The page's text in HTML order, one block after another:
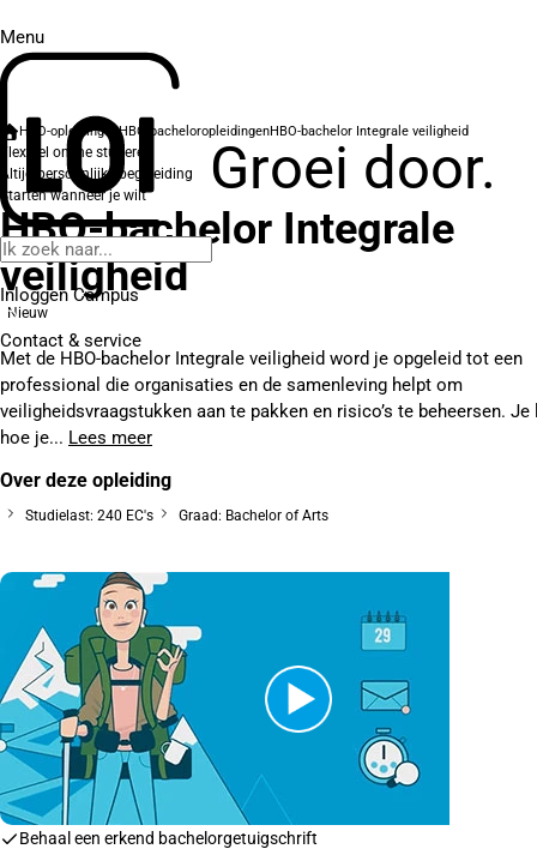
Menu
Groei door.
Inloggen Campus
Contact & service
HBO-opleidingenHBO-bacheloropleidingenHBO-bachelor Integrale veiligheid
Flexibel online studeren
Altijd persoonlijke begeleiding
Starten wanneer je wilt
HBO-bachelor Integrale
veiligheid
Nieuw
Met de HBO-bachelor Integrale veiligheid word je opgeleid tot een
professional die organisaties en de samenleving helpt om
veiligheidsvraagstukken aan te pakken en risico’s te beheersen. Je
hoe je... Lees meer
Over deze opleiding
Studielast: 240 EC's Graad: Bachelor of Arts
Behaal een erkend bachelorgetuigschrift